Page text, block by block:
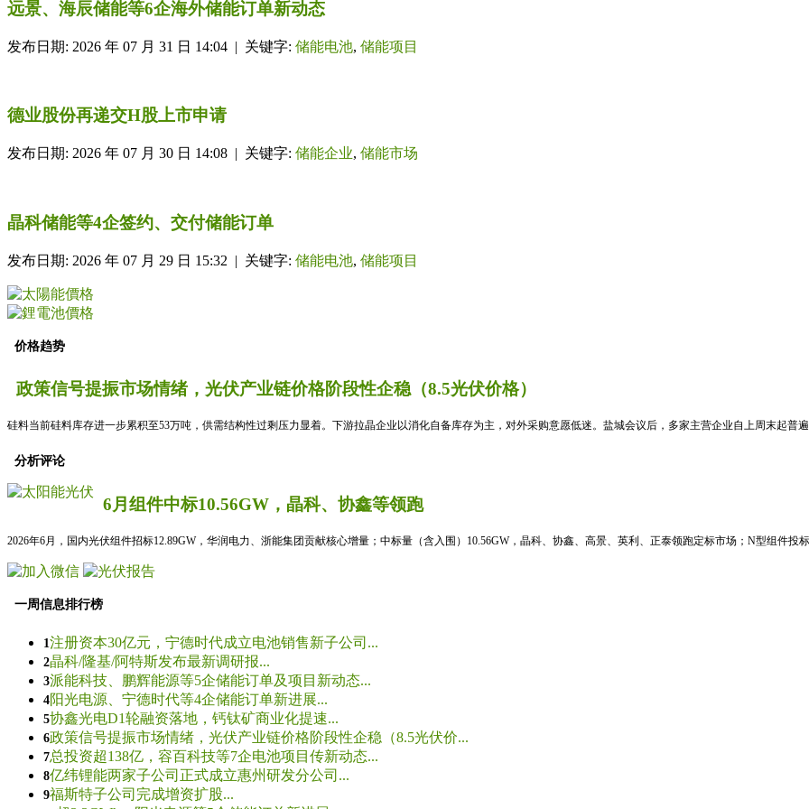
远景、海辰储能等6企海外储能订单新动态
发布日期: 2026 年 07 月 31 日 14:04 | 关键字: 储能电池, 储能项目
德业股份再递交H股上市申请
发布日期: 2026 年 07 月 30 日 14:08 | 关键字: 储能企业, 储能市场
晶科储能等4企签约、交付储能订单
发布日期: 2026 年 07 月 29 日 15:32 | 关键字: 储能电池, 储能项目
价格趋势
政策信号提振市场情绪，光伏产业链价格阶段性企稳（8.5光伏价格）
硅料当前硅料库存进一步累积至53万吨，供需结构性过剩压力显着。下游拉晶企业以消化自备库存为主，对外采购意愿低迷。盐城会议后，多家主营企业自上周末起普
分析评论
6月组件中标10.56GW，晶科、协鑫等领跑
2026年6月，国内光伏组件招标12.89GW，华润电力、浙能集团贡献核心增量；中标量（含入围）10.56GW，晶科、协鑫、高景、英利、正泰领跑定标市场；N型组件投
一周信息排行榜
1注册资本30亿元，宁德时代成立电池销售新子公司...
2晶科/隆基/阿特斯发布最新调研报...
3派能科技、鹏辉能源等5企储能订单及项目新动态...
4阳光电源、宁德时代等4企储能订单新进展...
5协鑫光电D1轮融资落地，钙钛矿商业化提速...
6政策信号提振市场情绪，光伏产业链价格阶段性企稳（8.5光伏价...
7总投资超138亿，容百科技等7企电池项目传新动态...
8亿纬锂能两家子公司正式成立惠州研发分公司...
9福斯特子公司完成增资扩股...